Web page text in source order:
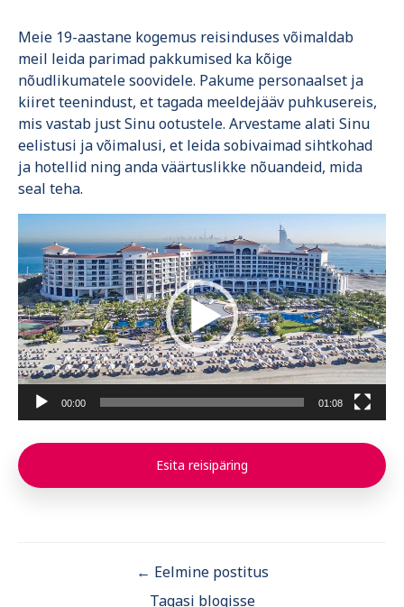
Meie 19-aastane kogemus reisinduses võimaldab
meil leida parimad pakkumised ka kõige
nõudlikumatele soovidele. Pakume personaalset ja
kiiret teenindust, et tagada meeldejääv puhkusereis,
mis vastab just Sinu ootustele. Arvestame alati Sinu
eelistusi ja võimalusi, et leida sobivaimad sihtkohad
ja hotellid ning anda väärtuslikke nõuandeid, mida
seal teha.
Video
Player
00:00 01:08
Esita reisipäring
← Eelmine postitus
Tagasi blogisse